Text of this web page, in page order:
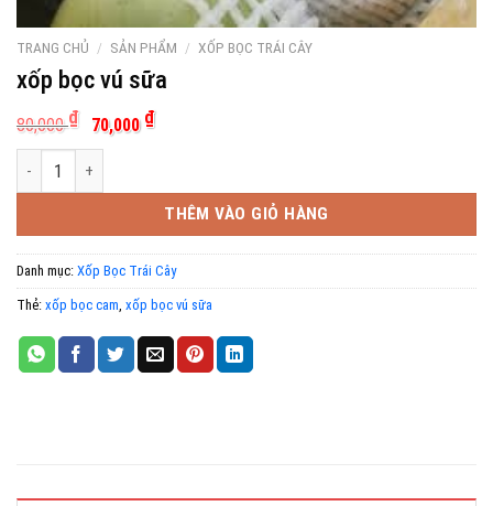
TRANG CHỦ / SẢN PHẨM / XỐP BỌC TRÁI CÂY
xốp bọc vú sữa
80,000₫
Giá
gốc
là:
80,000 ₫.
70,000 ₫Giá
hiện
xốp bọc vú sữa số lượng
THÊM VÀO GIỎ HÀNG
Danh mục: Xốp Bọc Trái Cây
Thẻ: xốp bọc cam, xốp bọc vú sữa